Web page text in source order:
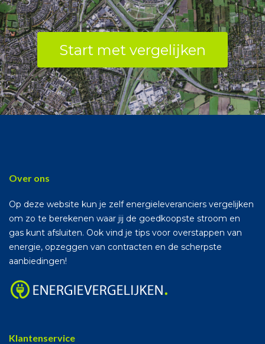
Start met vergelijken
Over ons
Op deze website kun je zelf energieleveranciers vergelijken
om zo te berekenen waar jij de goedkoopste stroom en
gas kunt afsluiten. Ook vind je tips voor overstappen van
energie, opzeggen van contracten en de scherpste
aanbiedingen!
Klantenservice